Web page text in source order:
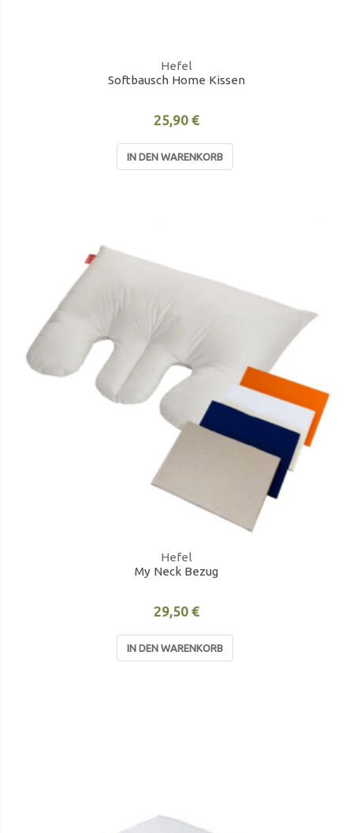
Hefel
Softbausch Home Kissen
25,90 €
IN DEN WARENKORB
Hefel
My Neck Bezug
29,50 €
IN DEN WARENKORB